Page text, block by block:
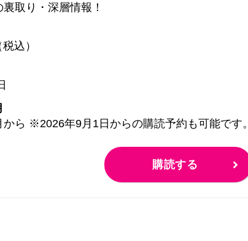
取り・深層情報！
込）
から ※2026年9月1日からの購読予約も可能です。
購読する